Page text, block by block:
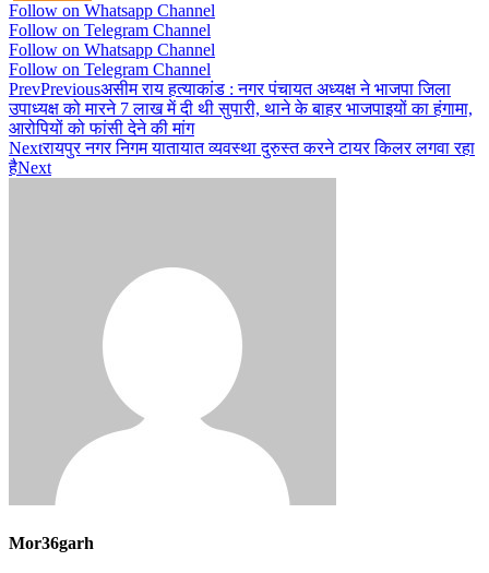
Follow on Whatsapp Channel
Follow on Telegram Channel
Follow on Whatsapp Channel
Follow on Telegram Channel
PrevPreviousअसीम राय हत्याकांड : नगर पंचायत अध्यक्ष ने भाजपा जिला
उपाध्यक्ष को मारने 7 लाख में दी थी सुपारी, थाने के बाहर भाजपाइयों का हंगामा,
आरोपियों को फांसी देने की मांग
Nextरायपुर नगर निगम यातायात व्यवस्था दुरुस्त करने टायर किलर लगवा रहा
हैNext
Mor36garh